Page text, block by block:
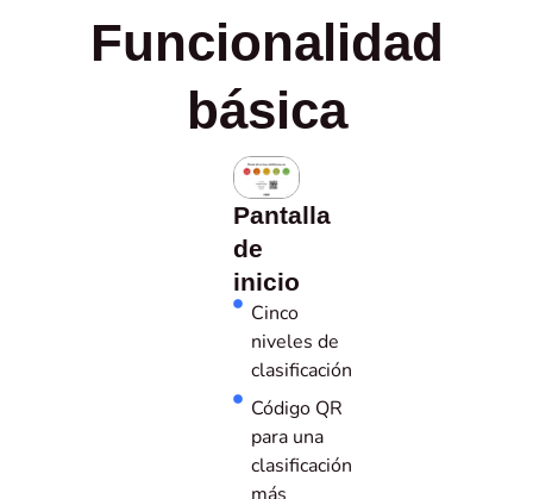
Funcionalidad
básica
Pantalla
de
inicio
Cinco
niveles de
clasificación
Código QR
para una
clasificación
más